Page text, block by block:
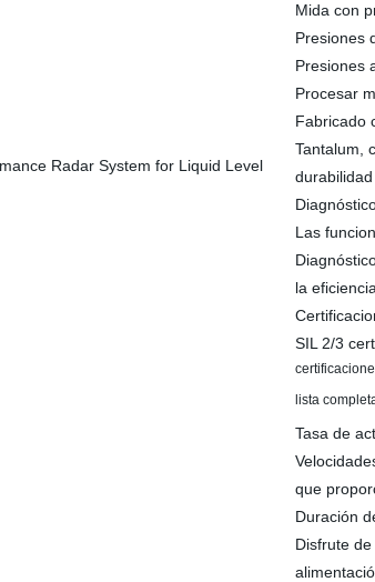
Mida con
Presiones
Presiones
Procesar
Fabricado
Tantalum,
Las
la
SIL 2/3
lista
Tasa de
que
Duración
Disfrute